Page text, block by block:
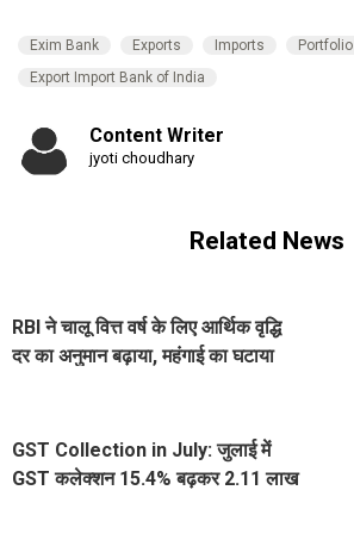
Exim Bank Exports Imports Portfolio
Export Import Bank of India
Content Writer
jyoti choudhary
Related News
RBI ने चालू वित्त वर्ष के लिए आर्थिक वृद्धि
दर का अनुमान बढ़ाया, महंगाई का घटाया
GST Collection in July: जुलाई में
GST कलेक्शन 15.4% बढ़कर 2.11 लाख